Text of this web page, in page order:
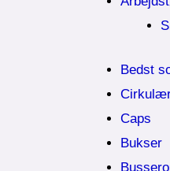
Bedst
Caps
Bukser